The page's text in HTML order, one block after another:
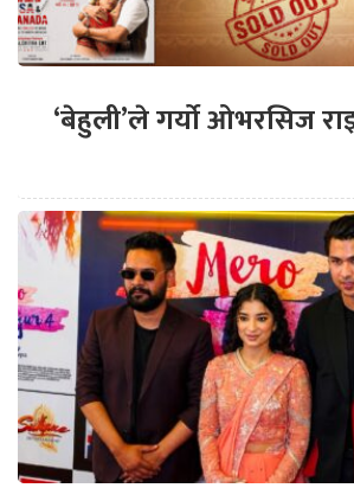
‘बेहुली’ले गर्यो ओभरसिज